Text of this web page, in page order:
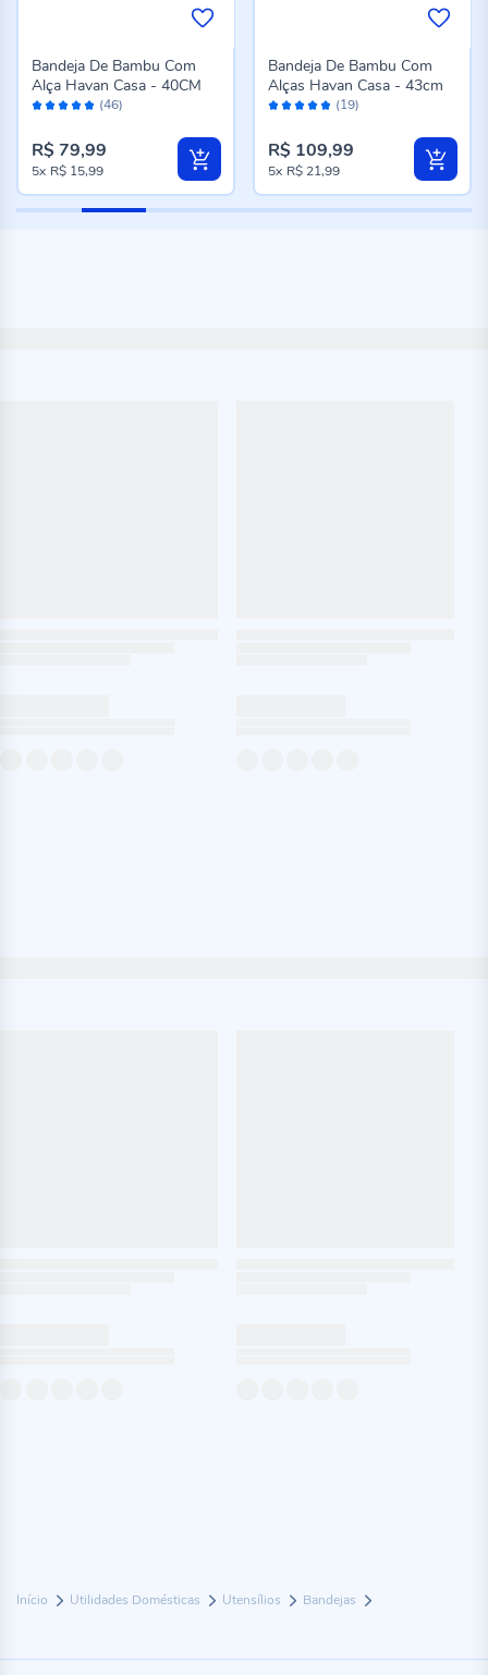
Início Utilidades Domésticas Utensílios Bandejas
Avaliação: (46)
Bandeja De Bambu Com
Alça Havan Casa - 40CM
R$ 79,99
5x R$ 15,99
Avaliação: (19)
Bandeja De Bambu Com
Alças Havan Casa - 43cm
R$ 109,99
5x R$ 21,99